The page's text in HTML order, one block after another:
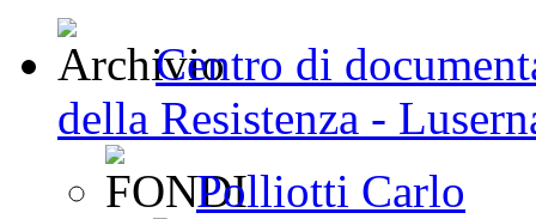
Centro di
della Resistenza -
Polliotti Carlo